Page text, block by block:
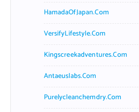
HamadaOfJapan.com
VersifyLifestyle.com
Kingscreekadventures.com
Antaeuslabs.com
Purelycleanchemdry.com